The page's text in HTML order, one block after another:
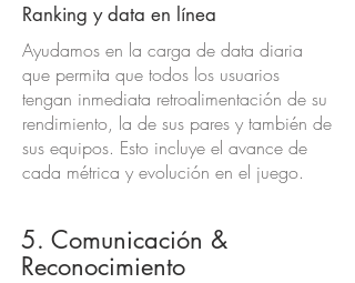
Ranking y data en línea
Ayudamos en la carga de data diaria
que permita que todos los usuarios
tengan inmediata retroalimentación de su
rendimiento, la de sus pares y también de
sus equipos. Esto incluye el avance de
cada métrica y evolución en el juego.
5. Comunicación &
Reconocimiento